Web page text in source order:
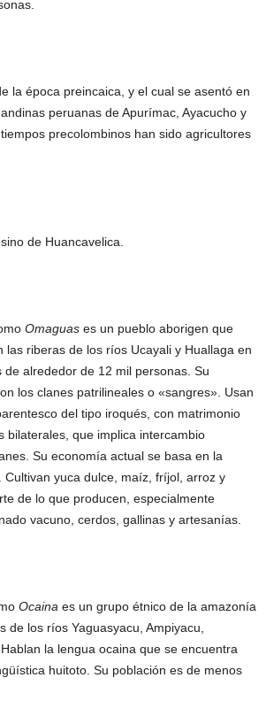
la época preincaica, y el cual se asentó en
peruanas de Apurímac, Ayacucho y
precolombinos han sido agricultores
de Huancavelica.
Omaguas es un pueblo aborigen que
las riberas de los ríos Ucayali y Huallaga en
de alrededor de 12 mil personas. Su
los clanes patrilineales o «sangres». Usan
del tipo iroqués, con matrimonio
bilaterales, que implica intercambio
Su economía actual se basa en la
Cultivan yuca dulce, maíz, fríjol, arroz y
de lo que producen, especialmente
vacuno, cerdos, gallinas y artesanías.
Ocaina es un grupo étnico de la amazonía
de los ríos Yaguasyacu, Ampiyacu,
la lengua ocaina que se encuentra
huitoto. Su población es de menos